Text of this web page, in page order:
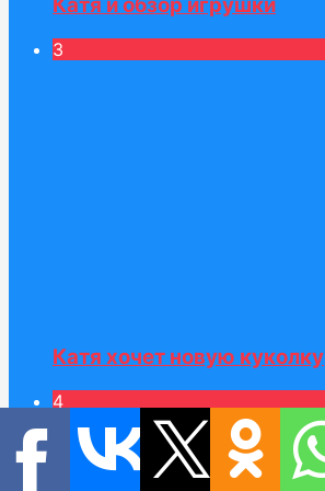
Катя и обзор игрушки
3
Катя хочет новую куколку
4